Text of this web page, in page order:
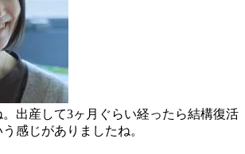
出産して3ヶ月ぐらい経ったら結構復活
感じがありましたね。